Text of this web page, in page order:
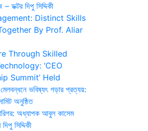
ডক্টর দিপু সিদ্দিকী
Distinct Skills
By Prof. Aliar
Through Skilled
‘CEO
Summit’ Held
ভবিষ্যৎ গড়ার প্রত্যয়:
অনুষ্ঠিত
অধ্যাপক আবুল কাসেম
সিদ্দিকী